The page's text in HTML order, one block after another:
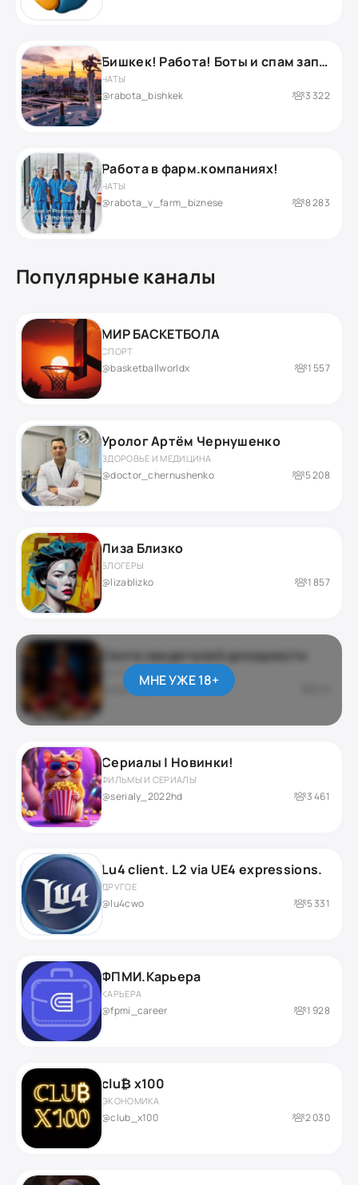
Бишкек! Работа! Боты и спам запрещено! 🚫
ЧАТЫ
@rabota_bishkek 3 322
Работа в фарм.компаниях!
ЧАТЫ
@rabota_v_farm_biznese 8 283
Популярные каналы
МИР БАСКЕТБОЛА
СПОРТ
@basketballworldx 1 557
Уролог Артём Чернушенко
ЗДОРОВЬЕ И МЕДИЦИНА
@doctor_chernushenko 5 208
Лиза Близко
БЛОГЕРЫ
@lizablizko 1 857
Секта свидетелей доходности
ДАРКНЕТ / ЮМОР
приватный
МНЕ УЖЕ 18+
Сериалы | Новинки!
ФИЛЬМЫ И СЕРИАЛЫ
@serialy_2022hd 3 461
Lu4 client. L2 via UE4 expressions.
ДРУГОЕ
@lu4cwo 5 331
ФПМИ.Карьера
КАРЬЕРА
@fpmi_career 1 928
clu₿ x100
ЭКОНОМИКА
@club_x100 2 030